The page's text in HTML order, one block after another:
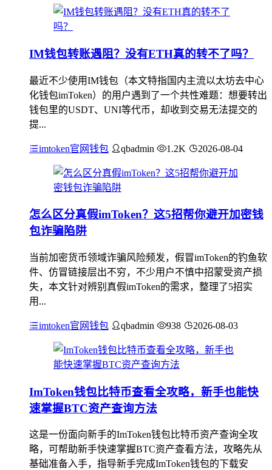
IM钱包转账遇阻？没有ETH真的转不了吗？
最近不少使用IM钱包（本文特指国内主流以太坊去中心
化钱包imToken）的用户遇到了一个共性难题：想要转出
钱包里的USDT、UNI等代币，却收到交易无法提交的
提...
imtoken官网钱包 qbadmin 1.2K 2026-08-04
怎么区分真假imToken？这5招帮你避开加密钱
包诈骗陷阱
当前加密货币领域诈骗风险频发，假冒imToken的钓鱼软
件、仿冒链接层出不穷，不少用户不慎中招蒙受资产损
失，本文针对辨别真假imToken的需求，整理了5招实
用...
imtoken官网钱包 qbadmin 938 2026-08-03
ImToken钱包比特币查看全攻略，新手也能快
速掌握BTC资产查询方法
这是一份面向新手的ImToken钱包比特币资产查询全攻
略，可帮助新手快速掌握BTC资产查看方法，攻略先从
基础准备入手，指导新手完成ImToken钱包的下载安